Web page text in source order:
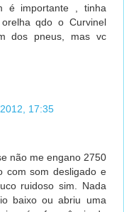
é importante , tinha
qdo o Curvinel
dos pneus, mas vc
17:35
não me engano 2750
com som desligado e
ruidoso sim. Nada
baixo ou abriu uma